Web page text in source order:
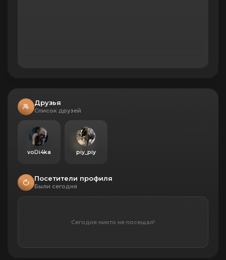
14
Убейте 500 врагов
Бог войны
Скорострел 17
19
Друзья
Список друзей
voDi4ka piy_piy
Посетители профиля
Были сегодня
Сегодня никто не посещал!